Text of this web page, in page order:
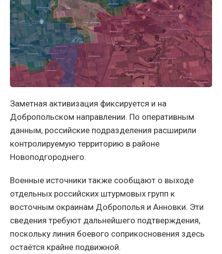
Заметная активизация фиксируется и на
Добропольском направлении. По оперативным
данным, российские подразделения расширили
контролируемую территорию в районе
Новоподгороднего.
Военные источники также сообщают о выходе
отдельных российских штурмовых групп к
восточным окраинам Доброполья и Анновки. Эти
сведения требуют дальнейшего подтверждения,
поскольку линия боевого соприкосновения здесь
остаётся крайне подвижной.